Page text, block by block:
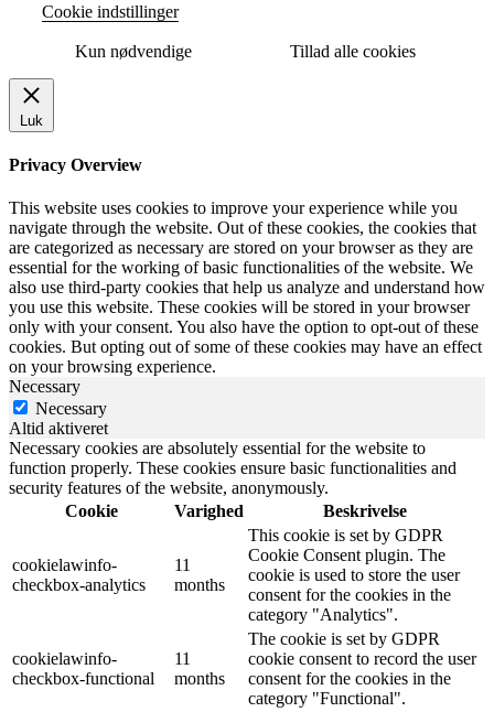
Cookie indstillinger
Kun nødvendige Tillad alle cookies
Luk
Privacy Overview
This website uses cookies to improve your experience while you
navigate through the website. Out of these cookies, the cookies that
are categorized as necessary are stored on your browser as they are
essential for the working of basic functionalities of the website. We
also use third-party cookies that help us analyze and understand how
you use this website. These cookies will be stored in your browser
only with your consent. You also have the option to opt-out of these
cookies. But opting out of some of these cookies may have an effect
on your browsing experience.
Necessary
Necessary
Altid aktiveret
Necessary cookies are absolutely essential for the website to
function properly. These cookies ensure basic functionalities and
security features of the website, anonymously.
Cookie
Varighed Beskrivelse
cookielawinfo-
checkbox-analytics
11
months
This cookie is set by GDPR
Cookie Consent plugin. The
cookie is used to store the user
consent for the cookies in the
category "Analytics".
cookielawinfo-
checkbox-functional
11
months
The cookie is set by GDPR
cookie consent to record the user
consent for the cookies in the
category "Functional".